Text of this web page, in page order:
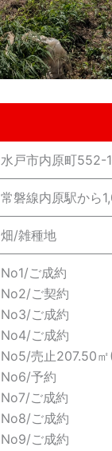
水戸市内原町552-
常磐線内原駅から
畑/雑種地
No1/ご成約
No2/ご契約
No3/ご成約
No4/ご成約
No5/売止207.50
No6/予約
No7/ご成約
No8/ご成約
No9/ご成約